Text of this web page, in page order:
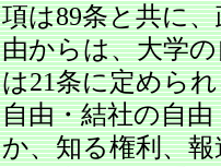
項は89条と共に
由からは、大学
は21条に定めら
自由・結社の自
か、知る権利、